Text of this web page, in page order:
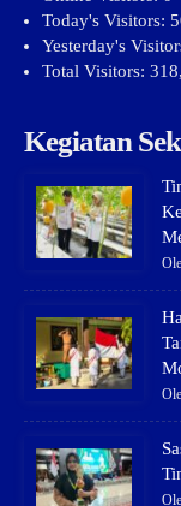
Today's Visitors:
Yesterday's
Total Visitors:
Kegiatan